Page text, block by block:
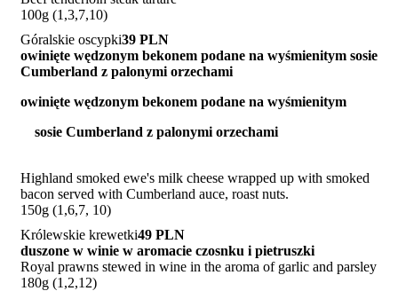
100g (1,3,7,10)
Góralskie oscypki39 PLN
owinięte wędzonym bekonem podane na wyśmienitym sosie
Cumberland z palonymi orzechami
owinięte wędzonym bekonem podane na wyśmienitym
sosie Cumberland z palonymi orzechami
Highland smoked ewe's milk cheese wrapped up with smoked
bacon served with Cumberland auce, roast nuts.
150g (1,6,7, 10)
Królewskie krewetki49 PLN
duszone w winie w aromacie czosnku i pietruszki
Royal prawns stewed in wine in the aroma of garlic and parsley
180g (1,2,12)